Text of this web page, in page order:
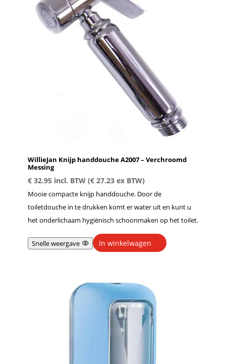
WillieJan Knijp handdouche A2007 – Verchroomd
Messing
€32.95 incl. BTW (€27.23ex BTW)
Mooie compacte knijp handdouche. Door de
toiletdouche in te drukken komt er water uit en kunt u
het onderlichaam hygiënisch schoonmaken op het toilet.
Snelle weergave In winkelwagen